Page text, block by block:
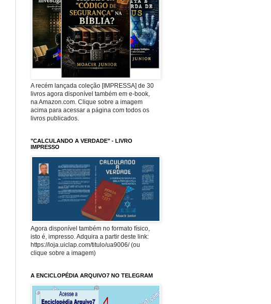
A recém lançada coleção [IMPRESSA] de 30
livros agora disponível também em e-book,
na Amazon.com. Clique sobre a imagem
acima para acessar a página com todos os
livros publicados.
"CALCULANDO A VERDADE" - LIVRO
IMPRESSO
Agora disponível também no formato físico,
isto é, impresso. Adquira a partir deste link:
https://loja.uiclap.com/titulo/ua9006/ (ou
clique sobre a imagem)
A ENCICLOPÉDIA ARQUIVO7 NO TELEGRAM